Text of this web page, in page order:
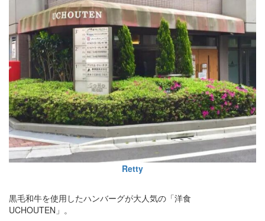
Retty
黒毛和牛を使用したハンバーグが大人気の「洋食
UCHOUTEN」。